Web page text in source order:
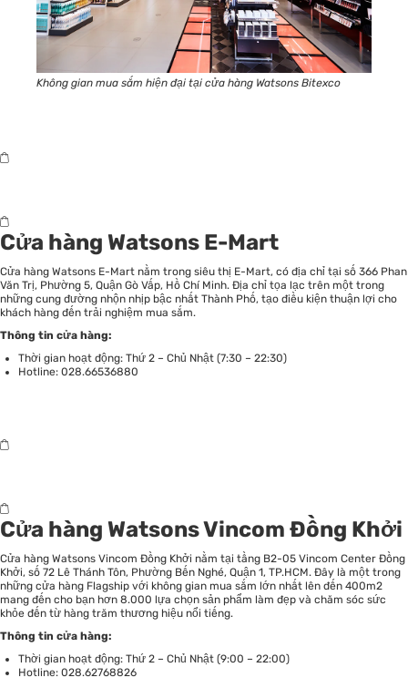
Không gian mua sắm hiện đại tại cửa hàng Watsons Bitexco
Cửa hàng Watsons E-Mart
Cửa hàng Watsons E-Mart nằm trong siêu thị E-Mart, có địa chỉ tại số 366 Phan
Văn Trị, Phường 5, Quận Gò Vấp, Hồ Chí Minh. Địa chỉ tọa lạc trên một trong
những cung đường nhộn nhịp bậc nhất Thành Phố, tạo điều kiện thuận lợi cho
khách hàng đến trải nghiệm mua sắm.
Thông tin cửa hàng:
Thời gian hoạt động: Thứ 2 – Chủ Nhật (7:30 – 22:30)
Hotline: 028.66536880
Cửa hàng Watsons Vincom Đồng Khởi
Cửa hàng Watsons Vincom Đồng Khởi nằm tại tầng B2-05 Vincom Center Đồng
Khởi, số 72 Lê Thánh Tôn, Phường Bến Nghé, Quận 1, TP.HCM. Đây là một trong
những cửa hàng Flagship với không gian mua sắm lớn nhất lên đến 400m2
mang đến cho bạn hơn 8.000 lựa chọn sản phẩm làm đẹp và chăm sóc sức
khỏe đến từ hàng trăm thương hiệu nổi tiếng.
Thông tin cửa hàng:
Thời gian hoạt động: Thứ 2 – Chủ Nhật (9:00 – 22:00)
Hotline: 028.62768826